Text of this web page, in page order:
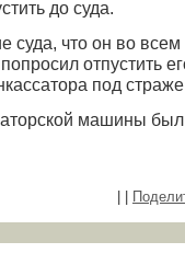
до суда.
что он во всем
отпустить
под
машины